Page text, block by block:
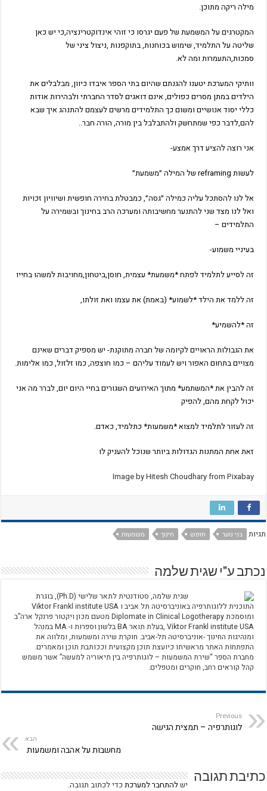
מילה ריקה מתוכן.
המקטרגים על המשמעת של פעם יגרסו כי זוהי אינדוקטרינציה,כי יש כאן
שליטה על התלמיד, שימוש בכוחנות, בתוקפנות ,ניצול ציני של
סמכות,התעמרות ומה לא.
וותיקי המערכת יטענו להגנתם שהיום בתי הספר איבדו כיוון, מבלבלים את
הילדים במתן מסרים כפולים, אינם דואגים לסדר החברתי ולבהירות אודות
כללי יסוד אנושיים ומשום כך התלמידים מרשים לעצמם להתנהג איך שבא
להם,לדבר כפי שמתחשק ולהתבלבל בין מורה, הורה חבר..
אני רוצה להציע דרך אמצע-
לעשות reframing של המילה ״משמעת״
אל לנו להסתכל עליה כמילה ״גסה״, כמבטלת בחירה חופשית ושיוויון זכויות
ואל לנו מצד שני להתנער מחשיבותה ומערכה הרב בחינוך ובשמירה על
התלמידים –
בעיניי משמוע-
זה לסייע לתלמיד לפתח *משמעת* עצמית, חוסן,ביטחון,מחויבות למשהו בחייו
זה ללמד את הילד *לשמוע* (באמת) את עצמו ואת זולתו,
זה *להשמיע*
את הגבולות הראויים לקיומה של חברה מתוקנת- יש מספיק דברים שאינם
מצויים בתחום האפור ויש לעמוד עליהם – כמו חוצפה, כמו זלזול, כמו אלימות.
זה להבין את *המשתמע* מתוך האירועים השגורים בחיי היום יום, לברר מה אני
יכול לקחת מהם, להפיק
זה לעזור לתלמיד למצוא *משמעות* כתלמיד, כאדם.
זאת אחת המתנות הגדולות ביותר שנוכל להעניק לו
Image by Hitesh Choudhary from Pixabay
תגיות בני נוער חופש חינוך משמעות
נכתב ע"י שגית שלמה
שגית שלמה, סטודנטית לתאר שלישי (Ph.D), בוגרת
התוכנית ללוגותרפיה באוניברסיטה תל אביב ו Viktor Frankl institute USA
ומוסמכת Diplomate in Clinical Logotherapy מטעם מכון ויקטור פרנקל ארה”ב
Viktor Frankl institute USA ,​בעלת תואר BA בלשון וספרות ו- MA במנהל
ומנהיגות החינוך -אוניברסיטה תל-אביב. חוקרת שירה ומשמעות, ומלווה את
התפתחות האתר מראשיתו כיועצת תוכן מקצועית וככותבת תוכן ומאמרים. ​
מחברת הספר “שירת המשמעות – לוגותרפיה בין תיאוריה למעשה” אשר משמש
קהל קוראים רחב, חוקרים ומטפלים.
Previous
לוגותרפיה – תמצית הגישה
הבא
מחשבות על אהבה ומשמעות
כתיבת תגובה
ישלהתחבר למערכת כדי לכתוב תגובה.